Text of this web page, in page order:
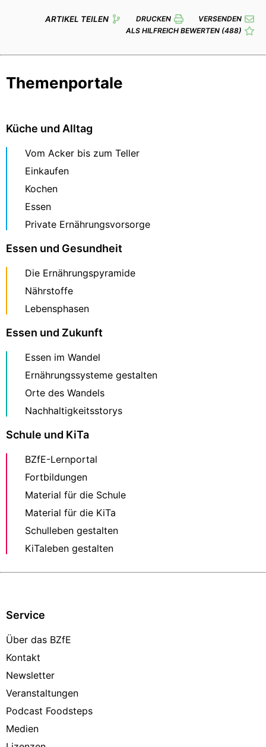
ARTIKEL TEILEN DRUCKEN
VERSENDEN
ALS HILFREICH BEWERTEN (488)
Themenportale
Küche und Alltag
Vom Acker bis zum Teller
Einkaufen
Kochen
Essen
Private Ernährungsvorsorge
Essen und Gesundheit
Die Ernährungspyramide
Nährstoffe
Lebensphasen
Essen und Zukunft
Essen im Wandel
Ernährungssysteme gestalten
Orte des Wandels
Nachhaltigkeitsstorys
Schule und KiTa
BZfE-Lernportal
Fortbildungen
Material für die Schule
Material für die KiTa
Schulleben gestalten
KiTaleben gestalten
Service
Über das BZfE
Kontakt
Newsletter
Veranstaltungen
Podcast Foodsteps
Medien